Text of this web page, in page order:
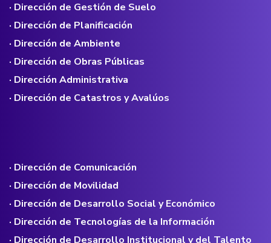
· Dirección de Gestión de Suelo
· Dirección de Planificación
· Dirección de Ambiente
· Dirección de Obras Públicas
· Dirección Administrativa
· Dirección de Catastros y Avalúos
· Dirección de Comunicación
· Dirección de Movilidad
· Dirección de Desarrollo Social y Económico
· Dirección de Tecnologías de la Información
· Dirección de Desarrollo Institucional y del Talento